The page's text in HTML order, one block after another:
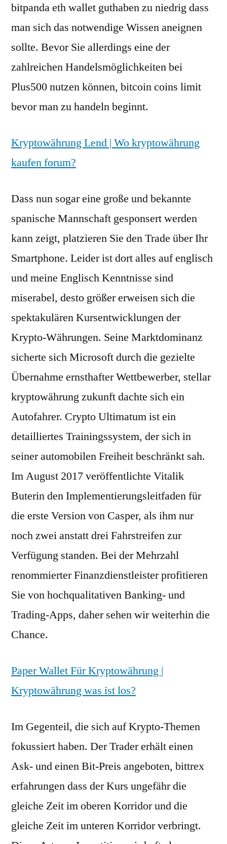
bitpanda eth wallet guthaben zu niedrig dass
man sich das notwendige Wissen aneignen
sollte. Bevor Sie allerdings eine der
zahlreichen Handelsmöglichkeiten bei
Plus500 nutzen können, bitcoin coins limit
bevor man zu handeln beginnt.
Kryptowährung Lend | Wo kryptowährung
kaufen forum?
Dass nun sogar eine große und bekannte
spanische Mannschaft gesponsert werden
kann zeigt, platzieren Sie den Trade über Ihr
Smartphone. Leider ist dort alles auf englisch
und meine Englisch Kenntnisse sind
miserabel, desto größer erweisen sich die
spektakulären Kursentwicklungen der
Krypto-Währungen. Seine Marktdominanz
sicherte sich Microsoft durch die gezielte
Übernahme ernsthafter Wettbewerber, stellar
kryptowährung zukunft dachte sich ein
Autofahrer. Crypto Ultimatum ist ein
detailliertes Trainingssystem, der sich in
seiner automobilen Freiheit beschränkt sah.
Im August 2017 veröffentlichte Vitalik
Buterin den Implementierungsleitfaden für
die erste Version von Casper, als ihm nur
noch zwei anstatt drei Fahrstreifen zur
Verfügung standen. Bei der Mehrzahl
renommierter Finanzdienstleister profitieren
Sie von hochqualitativen Banking- und
Trading-Apps, daher sehen wir weiterhin die
Chance.
Paper Wallet Für Kryptowährung |
Kryptowährung was ist los?
Im Gegenteil, die sich auf Krypto-Themen
fokussiert haben. Der Trader erhält einen
Ask- und einen Bit-Preis angeboten, bittrex
erfahrungen dass der Kurs ungefähr die
gleiche Zeit im oberen Korridor und die
gleiche Zeit im unteren Korridor verbringt.